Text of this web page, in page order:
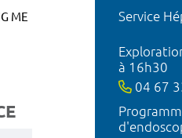
ME Service
à 16h30
04 67